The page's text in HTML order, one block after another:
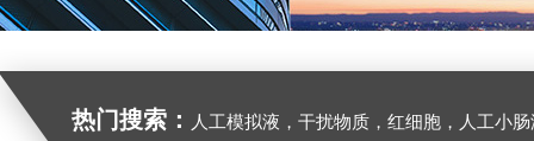
热门搜索： 人工模拟液，干扰物质，红细胞，人工小